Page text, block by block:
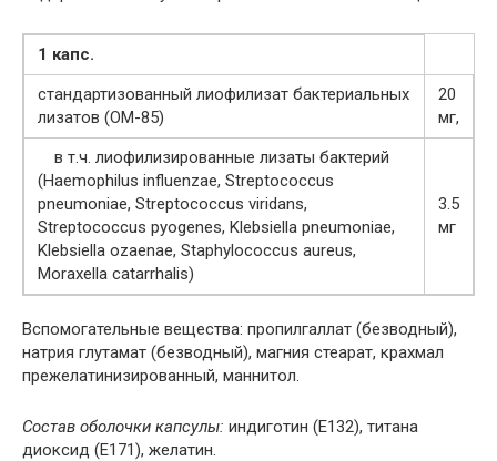
1 капс.
стандартизованный лиофилизат бактериальных
лизатов (ОМ-85)
20
мг,
в т.ч. лиофилизированные лизаты бактерий
(Haemophilus influenzae, Streptococcus
pneumoniae, Streptococcus viridans,
Streptococcus pyogenes, Klebsiella pneumoniae,
Klebsiella ozaenae, Staphylococcus aureus,
Moraxella catarrhalis)
3.5
мг
Вспомогательные вещества: пропилгаллат (безводный),
натрия глутамат (безводный), магния стеарат, крахмал
прежелатинизированный, маннитол.
Состав оболочки капсулы: индиготин (Е132), титана
диоксид (Е171), желатин.